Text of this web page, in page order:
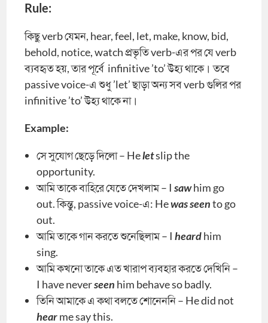
Rule:
কিছু verb যেমন, hear, feel, let, make, know, bid,
behold, notice, watch প্রভৃতি verb-এর পর যে verb
ব্যবহৃত হয়, তার পূর্বে infinitive ’to’ উহ্য থাকে। তবে
passive voice-এ শুধু ’let’ ছাড়া অন্য সব verb গুলির পর
infinitive ’to’ উহ্য থাকে না।
Example:
সে সুযোগ ছেড়ে দিলো – Heletslip the
opportunity.
আমি তাকে বাহিরে যেতে দেখলাম – Isawhim go
out. কিন্তু, passive voice-এ: Hewas seento go
out.
আমি তাকে গান করতে শুনেছিলাম – Iheardhim
sing.
আমি কখনো তাকে এত খারাপ ব্যবহার করতে দেখিনি –
I have neverseen him behave so badly.
তিনি আমাকে এ কথা বলতে শোনেননি – He did not
hearme say this.